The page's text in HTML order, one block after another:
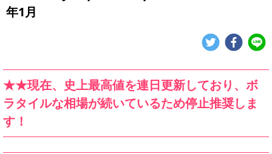
o
e
h
n
G
年1月
★★現在、史上最高値を連日更新しており、ボ
ラタイルな相場が続いているため停止推奨しま
す！